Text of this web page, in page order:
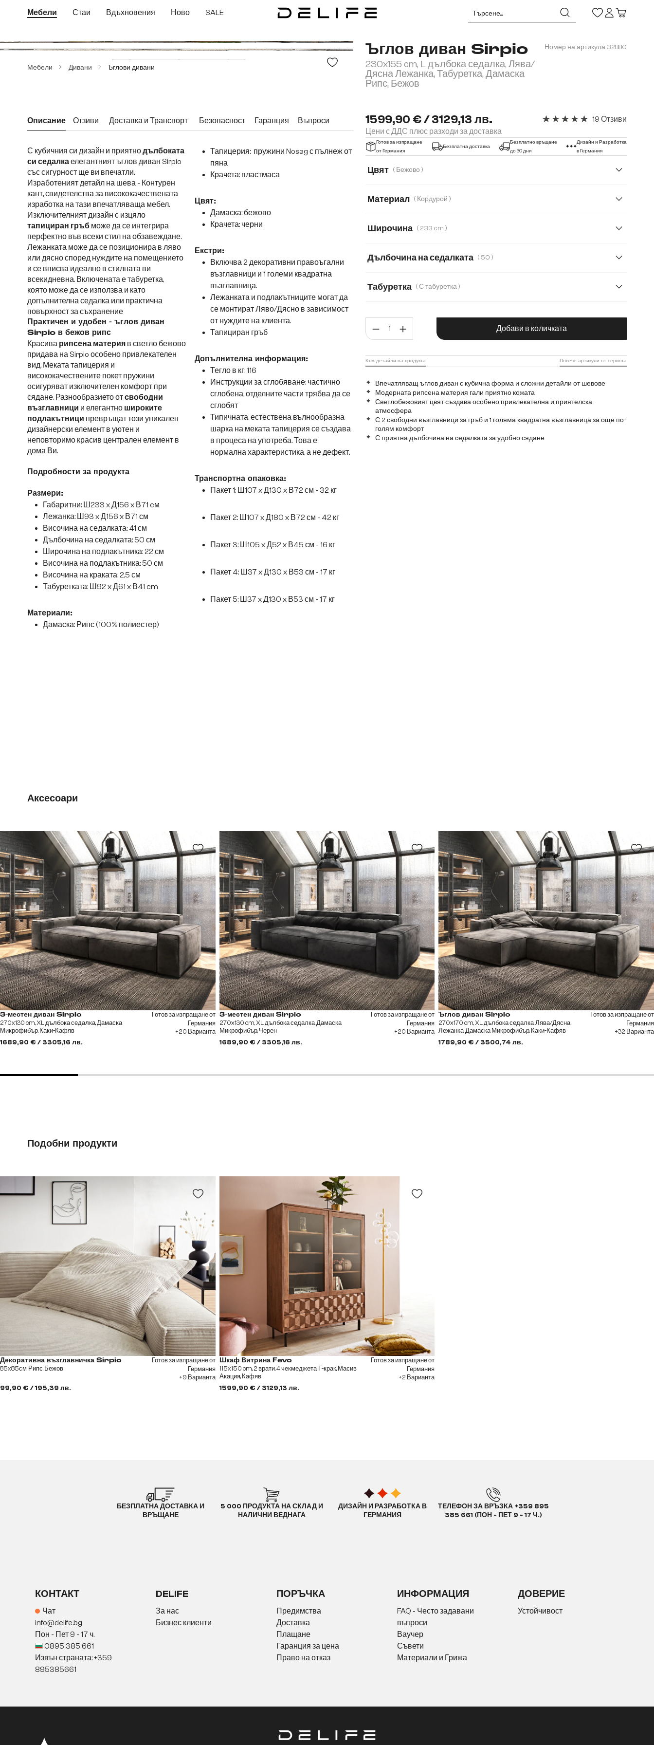
към основното съдържание
Преминете към търсенето
Преминете към основната навигация
Мебели Стаи Вдъхновения Ново SALE
Мебели Дивани Ъглови дивани
Ъглов диван Sirpio
230x155 cm, L дълбока седалка, Лява/
Дясна Лежанка, Табуретка, Дамаска
Рипс, Бежов
Номер на артикула 32880
1599,90 € / 3129,13 лв.
Цени с ДДС плюс разходи за доставка
19 Отзиви
Готов за изпращане
от Германия
Безплатна доставка
Безплатно връщане
до 30 дни
Дизайн и Разработка
в Германия
Цвят ( Бежово )
Материал ( Кордурой )
Широчина ( 233 cm )
Дълбочина на седалката ( 50 )
Табуретка ( С табуретка )
Количество на продукта: Въведете
Добави в количката
Впечатляващ ъглов диван с кубична форма и сложни детайли от шевове
Модерната рипсена материя гали приятно кожата
Светлобежовият цвят създава особено привлекателна и приятелска
атмосфера
С 2 свободни възглавници за гръб и 1 голяма квадратна възглавница за още по-
голям комфорт
С приятна дълбочина на седалката за удобно сядане
Към детайли на продукта Повече артикули от серията
Описание Отзиви Доставка и Транспорт Безопасност Гаранция Въпроси
С кубичния си дизайн и приятнодълбоката
си седалкаелегантният ъглов диван Sirpio
със сигурност ще ви впечатли.
Изработеният детайл на шева - Контурен
кант, свидетелства за висококачествената
изработка на тази впечатляваща мебел.
Изключителният дизайн с изцяло
тапициран гръб може да се интегрира
перфектно във всеки стил на обзавеждане.
Лежанката може да се позиционира в ляво
или дясно според нуждите на помещението
и се вписва идеално в стилната ви
всекидневна. Включената е табуретка,
която може да се използва и като
допълнителна седалка или практична
повърхност за съхранение
Практичен и удобен - ъглов диван
Sirpio в бежов рипс
Красива рипсена материя в светло бежово
придава на Sirpio особено привлекателен
вид. Меката тапицерия и
висококачествените покет пружини
осигуряват изключителен комфорт при
сядане. Разнообразието отсвободни
възглавници и елегантно широките
подлакътници превръщат този уникален
дизайнерски елемент в уютен и
неповторимо красив централен елемент в
дома Ви.
Подробности за продукта
Размери:
Габаритни: Ш233 x Д156 x В71 cм
Лежанка: Ш93 x Д156 x В71 см
Височина на седалката: 41 см
Дълбочина на седалката: 50 см
Широчина на подлакътника: 22 см
Височина на подлакътника: 50 см
Височина на краката: 2,5 см
Табуретката: Ш92 x Д61 x В41 cm
Материали:
Дамаска: Рипс (100% полиестер)
Тапицерия: пружини Nosag с пълнеж от
пяна
Крачета: пластмаса
Цвят:
Дамаска: бежово
Крачета: черни
Екстри:
Включва 2 декоративни правоъгални
възглавници и 1 големи квадратна
възглавница.
Лежанката и подлакътниците могат да
се монтират Ляво/Дясно в зависимост
от нуждите на клиента.
Тапициран гръб
Допълнителна информация:
Тегло в кг: 116
Инструкции за сглобяване: частично
сглобена, отделните части трябва да се
сглобят
Типичната, естествена вълнообразна
шарка на меката тапицерия се създава
в процеса на употреба. Това е
нормална характеристика, а не дефект.
Транспортна опаковка:
Пакет 1: Ш107 x Д130 x В72 см - 32 кг
Пакет 2: Ш107 x Д180 x В72 см - 42 кг
Пакет 3: Ш105 x Д52 x В45 см - 16 кг
Пакет 4: Ш37 x Д130 x В53 см - 17 кг
Пакет 5: Ш37 x Д130 x В53 см - 17 кг
Подобни продукти
Декоративна възглавничка Sirpio
85x85см, Рипс, Бежов
99,90 € / 195,39 лв.
Готов за изпращане от
Германия
+9 Варианта
Шкаф Витрина Fevo
115x150 cm, 2 врати, 4 чекмеджета, Г-крак, Масив
Акация, Кафяв
1599,90 € / 3129,13 лв.
Готов за изпращане от
Германия
+2 Варианта
Аксесоари
3-местен диван Sirpio
270x130 cm, XL дълбока седалка, Дамаска
Микрофибър, Каки-Кафяв
1689,90 € / 3305,16 лв.
Готов за изпращане от
Германия
+20 Варианта
3-местен диван Sirpio
270x130 cm, XL дълбока седалка, Дамаска
Микрофибър, Черен
1689,90 € / 3305,16 лв.
Готов за изпращане от
Германия
+20 Варианта
Ъглов диван Sirpio
270x170 cm, XL дълбока седалка, Лява/Дясна
Лежанка, Дамаска Микрофибър, Каки-Кафяв
1789,90 € / 3500,74 лв.
Готов за изпращане от
Германия
+32 Варианта
БЕЗПЛАТНА ДОСТАВКА И
ВРЪЩАНЕ
5 000 ПРОДУКТА НА СКЛАД И
НАЛИЧНИ ВЕДНАГА
ДИЗАЙН И РАЗРАБОТКА В
ГЕРМАНИЯ
ТЕЛЕФОН ЗА ВРЪЗКА +359 895
385 661 (ПОН - ПЕТ 9 - 17 Ч.)
КОНТАКТ
Чат
info@delife.bg
Пон - Пет 9 - 17 ч.
0895 385 661
Извън страната: +359
895385661
DELIFE
За нас
Бизнес клиенти
ПОРЪЧКА
Предимства
Доставка
Плащане
Гаранция за цена
Право на отказ
ИНФОРМАЦИЯ
FAQ - Често задавани
въпроси
Ваучер
Съвети
Материали и Грижа
ДОВЕРИЕ
Устойчивост